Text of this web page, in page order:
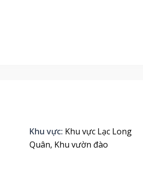
Khu vực: Khu vực Lạc Long
Quân, Khu vườn đào